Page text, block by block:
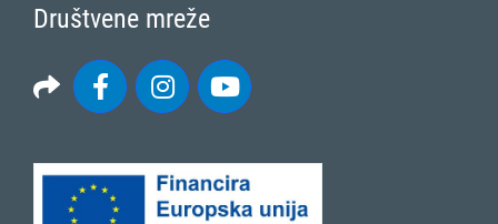
Društvene mreže